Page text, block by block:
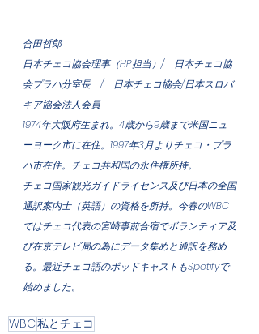
合田哲郎
日本チェコ協会理事（HP担当）/　日本チェコ協
会プラハ分室長　/　日本チェコ協会/日本スロバ
キア協会法人会員
1974年大阪府生まれ。4歳から9歳まで米国ニュ
ーヨーク市に在住。1997年3月よりチェコ・プラ
ハ市在住。チェコ共和国の永住権所持。
チェコ国家観光ガイドライセンス及び日本の全国
通訳案内士（英語）の資格を所持。今春のWBC
ではチェコ代表の宮崎事前合宿でボランティア及
び在京テレビ局の為にデータ集めと通訳を務め
る。最近チェコ語のポッドキャストもSpotifyで
始めました。
WBC私とチェコ